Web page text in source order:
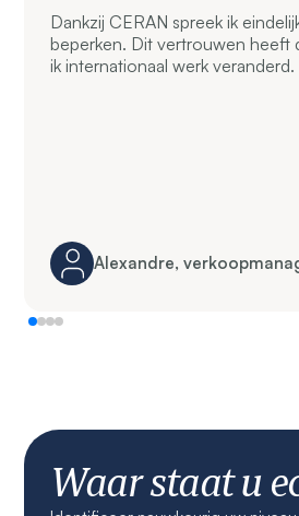
Dankzij CERAN spreek ik
beperken. Dit vertrouwen heeft
ik internationaal werk veranderd.
Alexandre,
Waar staat u